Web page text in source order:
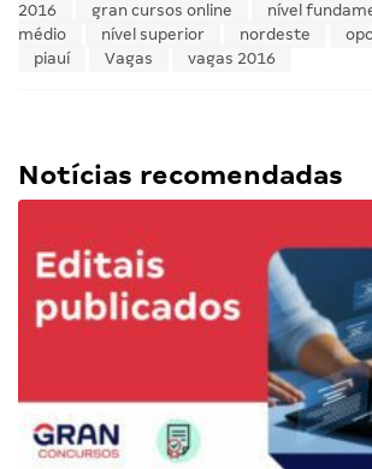
2016
gran cursos online nível
médio
nível superior nordeste
piauí
Vagas vagas 2016
Notícias recomendadas